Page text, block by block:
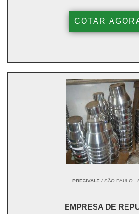
COTAR
PRECIVALE / SÃO PAULO -
EMPRESA DE